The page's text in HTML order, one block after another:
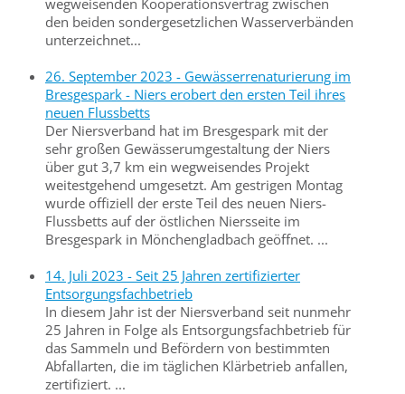
wegweisenden Kooperationsvertrag zwischen
den beiden sondergesetzlichen Wasserverbänden
unterzeichnet...
26. September 2023 - Gewässerrenaturierung im
Bresgespark - Niers erobert den ersten Teil ihres
neuen Flussbetts
Der Niersverband hat im Bresgespark mit der
sehr großen Gewässerumgestaltung der Niers
über gut 3,7 km ein wegweisendes Projekt
weitestgehend umgesetzt. Am gestrigen Montag
wurde offiziell der erste Teil des neuen Niers-
Flussbetts auf der östlichen Niersseite im
Bresgespark in Mönchengladbach geöffnet. ...
14. Juli 2023 - Seit 25 Jahren zertifizierter
Entsorgungsfachbetrieb
In diesem Jahr ist der Niersverband seit nunmehr
25 Jahren in Folge als Entsorgungsfachbetrieb für
das Sammeln und Befördern von bestimmten
Abfallarten, die im täglichen Klärbetrieb anfallen,
zertifiziert. ...